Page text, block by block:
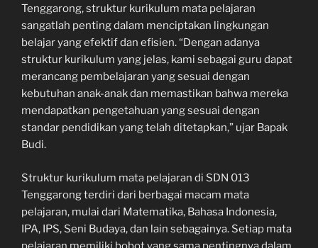
Tenggarong, struktur kurikulum mata pelajaran
sangatlah penting dalam menciptakan lingkungan
belajar yang efektif dan efisien. “Dengan adanya
struktur kurikulum yang jelas, kami sebagai guru dapat
merancang pembelajaran yang sesuai dengan
kebutuhan anak-anak dan memastikan bahwa mereka
mendapatkan pengetahuan yang sesuai dengan
standar pendidikan yang telah ditetapkan,” ujar Bapak
Budi.
Struktur kurikulum mata pelajaran di SDN 013
Tenggarong terdiri dari berbagai macam mata
pelajaran, mulai dari Matematika, Bahasa Indonesia,
IPA, IPS, Seni Budaya, dan lain sebagainya. Setiap mata